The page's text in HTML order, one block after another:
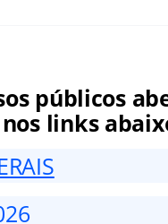
públicos
links